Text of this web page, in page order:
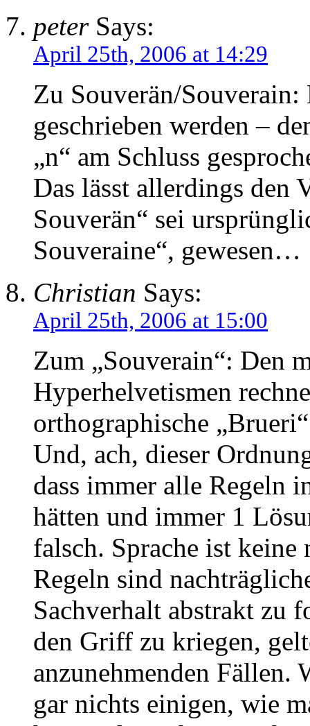
peterSays:
April 25th, 2006 at 14:29
Zu Souverän/Souverain:
geschrieben werden –
„n“ am Schluss
Das lässt allerdings den
Souverän“ sei
Souveraine“, gewesen…
Christian Says:
April 25th, 2006 at 15:00
Zum „Souverain“: Den
Hyperhelvetismen
orthographische
Und, ach, dieser
dass immer alle Regeln
hätten und immer 1
falsch. Sprache ist
Regeln sind
Sachverhalt abstrakt zu
den Griff zu kriegen,
anzunehmenden Fällen.
gar nichts einigen, wie